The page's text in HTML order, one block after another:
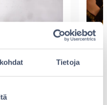
Tietoja
ja talven